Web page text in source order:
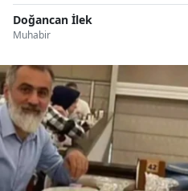
Doğancan İlek
Muhabir